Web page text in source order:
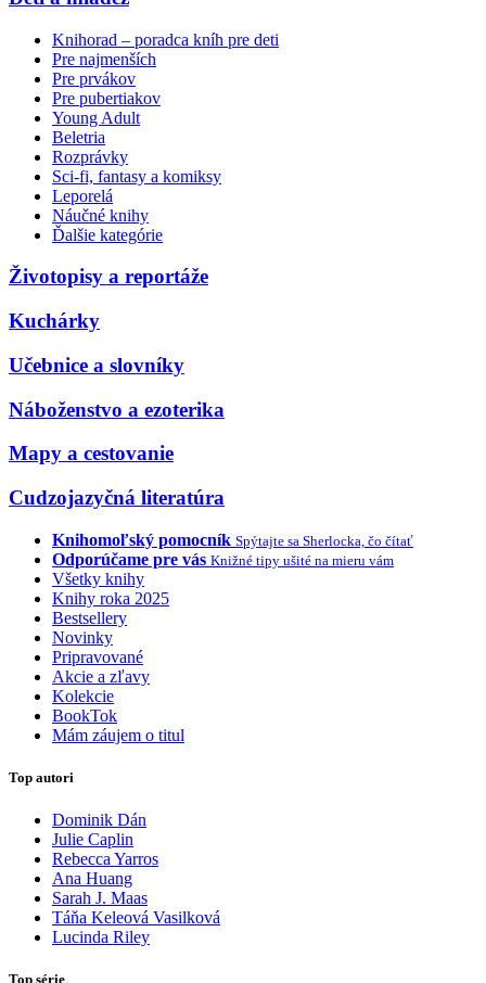
Knihorad – poradca kníh pre deti
Pre najmenších
Pre prvákov
Pre pubertiakov
Young Adult
Beletria
Rozprávky
Sci-fi, fantasy a komiksy
Leporelá
Náučné knihy
Ďalšie kategórie
Životopisy a reportáže
Kuchárky
Učebnice a slovníky
Náboženstvo a ezoterika
Mapy a cestovanie
Cudzojazyčná literatúra
Knihomoľský pomocník Spýtajte sa Sherlocka, čo čítať
Odporúčame pre vás Knižné tipy ušité na mieru vám
Všetky knihy
Knihy roka 2025
Bestsellery
Novinky
Pripravované
Akcie a zľavy
Kolekcie
BookTok
Mám záujem o titul
Top autori
Dominik Dán
Julie Caplin
Rebecca Yarros
Ana Huang
Sarah J. Maas
Táňa Keleová Vasilková
Lucinda Riley
Top série